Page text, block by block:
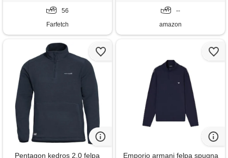
56
Farfetch
--
amazon
Pentagon kedros 2.0 felpa
Emporio armani felpa spugna